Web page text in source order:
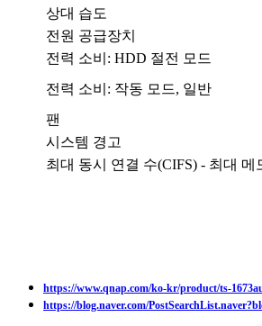
상대 습도
전원 공급장치
전력 소비: HDD 절전 모드
전력 소비: 작동 모드, 일반
팬
시스템 경고
최대 동시 연결 수(CIFS) - 최대 메
https://www.qnap.com/ko-kr/product/ts-
https://blog.naver.com/